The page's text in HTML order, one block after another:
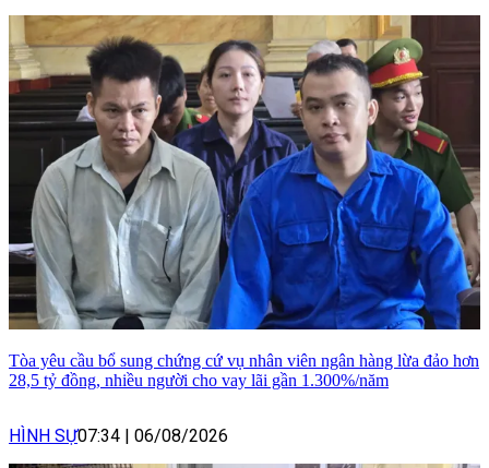
Tòa yêu cầu bổ sung chứng cứ vụ nhân viên ngân hàng lừa đảo hơn
28,5 tỷ đồng, nhiều người cho vay lãi gần 1.300%/năm
HÌNH SỰ07:34 | 06/08/2026